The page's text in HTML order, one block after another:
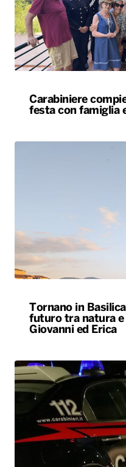
Carabiniere
festa con famiglia
Tornano in
futuro tra natura e
Giovanni ed Erica